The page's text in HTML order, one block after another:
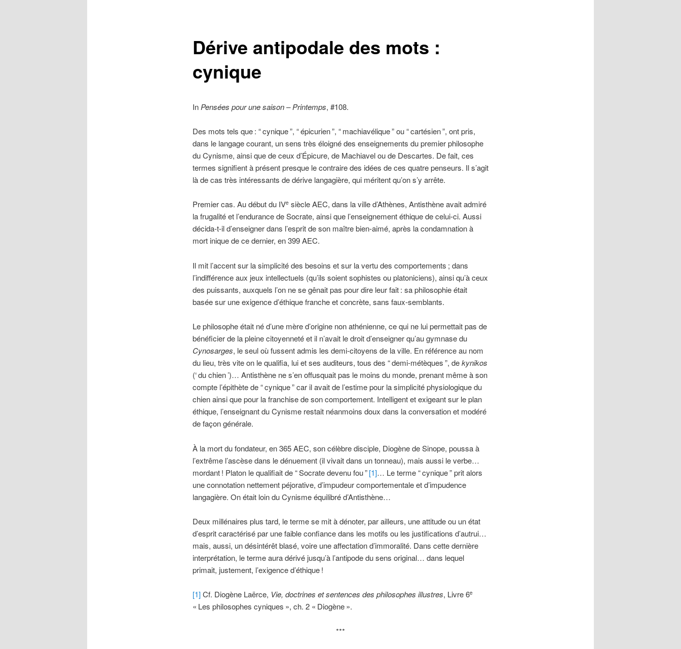
Dérive antipodale des mots :
cynique
In Pensées pour une saison – Printemps, #108.
Des mots tels que: “cynique”, “épicurien”, “machiavélique” ou “cartésien”, ont pris,
dans le langage courant, un sens très éloigné des enseignements du premier philosophe
du Cynisme, ainsi que de ceux d’Épicure, de Machiavel ou de Descartes. De fait, ces
termes signifient à présent presque le contraire des idées de ces quatre penseurs. Il s’agit
là de cas très intéressants de dérive langagière, qui méritent qu’on s’y arrête.
Premier cas. Au début du IVe siècle AEC, dans la ville d’Athènes, Antisthène avait admiré
la frugalité et l’endurance de Socrate, ainsi que l’enseignement éthique de celui-ci. Aussi
décida-t-il d’enseigner dans l’esprit de son maître bien-aimé, après la condamnation à
mort inique de ce dernier, en 399 AEC.
Il mit l’accent sur la simplicité des besoins et sur la vertu des comportements ; dans
l’indifférence aux jeux intellectuels (qu’ils soient sophistes ou platoniciens), ainsi qu’à ceux
des puissants, auxquels l’on ne se gênait pas pour dire leur fait: sa philosophie était
basée sur une exigence d’éthique franche et concrète, sans faux-semblants.
Le philosophe était né d’une mère d’origine non athénienne, ce qui ne lui permettait pas de
bénéficier de la pleine citoyenneté et il n’avait le droit d’enseigner qu’au gymnase du
Cynosarges, le seul où fussent admis les demi-citoyens de la ville. En référence au nom
du lieu, très vite on le qualifia, lui et ses auditeurs, tous des “demi-métèques”, dekynikos
(‘du chien’)… Antisthène ne s’en offusquait pas le moins du monde, prenant même à son
compte l’épithète de “cynique” car il avait de l’estime pour la simplicité physiologique du
chien ainsi que pour la franchise de son comportement. Intelligent et exigeant sur le plan
éthique, l’enseignant du Cynisme restait néanmoins doux dans la conversation et modéré
de façon générale.
À la mort du fondateur, en 365 AEC, son célèbre disciple, Diogène de Sinope, poussa à
l’extrême l’ascèse dans le dénuement (il vivait dans un tonneau), mais aussi le verbe…
mordant! Platon le qualifiait de “Socrate devenu fou”[1]… Le terme “cynique” prit alors
une connotation nettement péjorative, d’impudeur comportementale et d’impudence
langagière. On était loin du Cynisme équilibré d’Antisthène…
Deux millénaires plus tard, le terme se mit à dénoter, par ailleurs, une attitude ou un état
d’esprit caractérisé par une faible confiance dans les motifs ou les justifications d’autrui…
mais, aussi, un désintérêt blasé, voire une affectation d’immoralité. Dans cette dernière
interprétation, le terme aura dérivé jusqu’à l’antipode du sens original… dans lequel
primait, justement, l’exigence d’éthique!
[1]Cf. Diogène Laërce, Vie, doctrines et sentences des philosophes illustres, Livre 6e
« Les philosophes cyniques », ch. 2 « Diogène».
***